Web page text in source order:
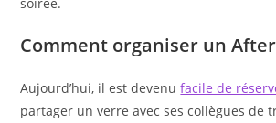
Comment organiser un After
Aujourd’hui, il est devenufacile de
partager un verre avec ses collègues de